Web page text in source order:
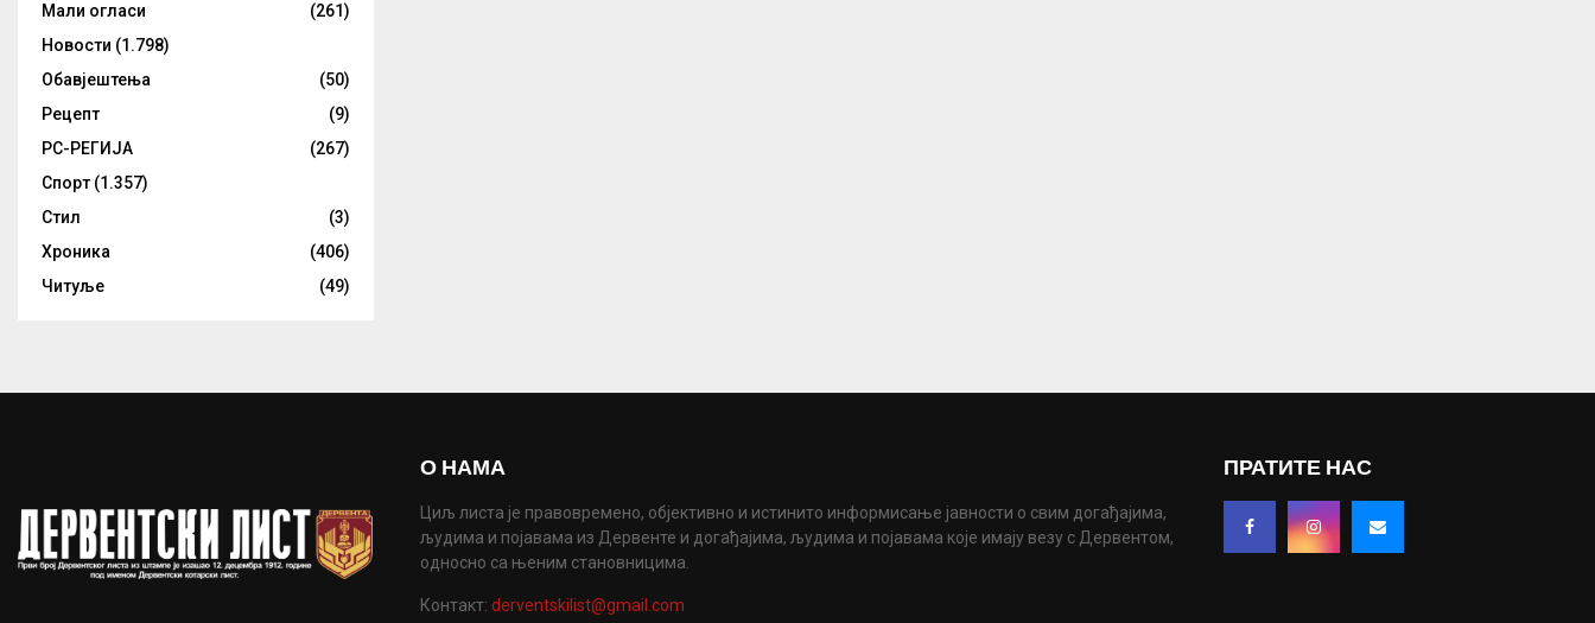
Мали огласи
(261)
Новости (1.798)
Обавјештења
(50)
Рецепт
(9)
РС-РЕГИЈА
(267)
Спорт (1.357)
Стил
(3)
Хроника
(406)
Читуље
(49)
О НАМА
Циљ листа је правовремено, објективно и истинито информисање јавности о свим догађајима,
људима и појавама из Дервенте и догађајима, људима и појавама које имају везу с Дервентом,
односно са њеним становницима.
Контакт: derventskilist@gmail.com
ПРАТИТЕ НАС